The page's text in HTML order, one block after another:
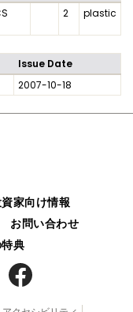
2 plastic
Issue Date
2007-10-18
家向け情報
お問い合わせ
典